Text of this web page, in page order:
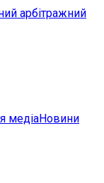
арбітражний
медіаНовини